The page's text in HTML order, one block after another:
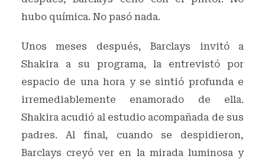
hubo química. No pasó nada.
Unos meses después, Barclays invitó a
Shakira a su programa, la entrevistó por
espacio de una hora y se sintió profunda e
irremediablemente enamorado de ella.
Shakira acudió al estudio acompañada de sus
padres. Al final, cuando se despidieron,
Barclays creyó ver en la mirada luminosa y